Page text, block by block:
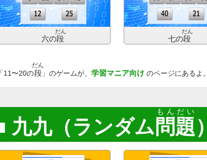
六の段
だん
七の段
だん
「11〜20の段
だん
」のゲームが、学習マニア向け のページにあるよ。
九九（ランダム 問題
もんだい
）